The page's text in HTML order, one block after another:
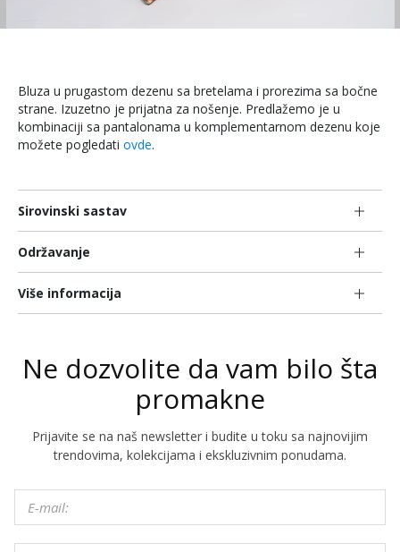
Bluza u prugastom dezenu sa bretelama i prorezima sa bočne
strane. Izuzetno je prijatna za nošenje. Predlažemo je u
kombinaciji sa pantalonama u komplementarnom dezenu koje
možete pogledati ovde.
Sirovinski sastav
Održavanje
Više informacija
Ne dozvolite da vam bilo šta
promakne
Prijavite se na naš newsletter i budite u toku sa najnovijim
trendovima, kolekcijama i ekskluzivnim ponudama.